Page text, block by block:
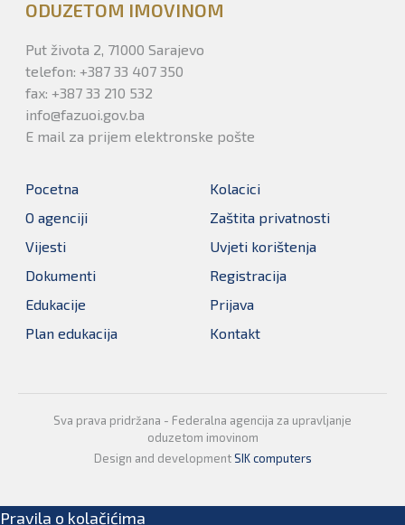
ODUZETOM IMOVINOM
Put života 2, 71000 Sarajevo
telefon: +387 33 407 350
fax: +387 33 210 532
info@fazuoi.gov.ba
E mail za prijem elektronske pošte
Pocetna
O agenciji
Vijesti
Dokumenti
Edukacije
Plan edukacija
Kolacici
Zaštita privatnosti
Uvjeti korištenja
Registracija
Prijava
Kontakt
Sva prava pridržana - Federalna agencija za upravljanje
oduzetom imovinom
Design and developmentSIK computers
Pravila o kolačićima